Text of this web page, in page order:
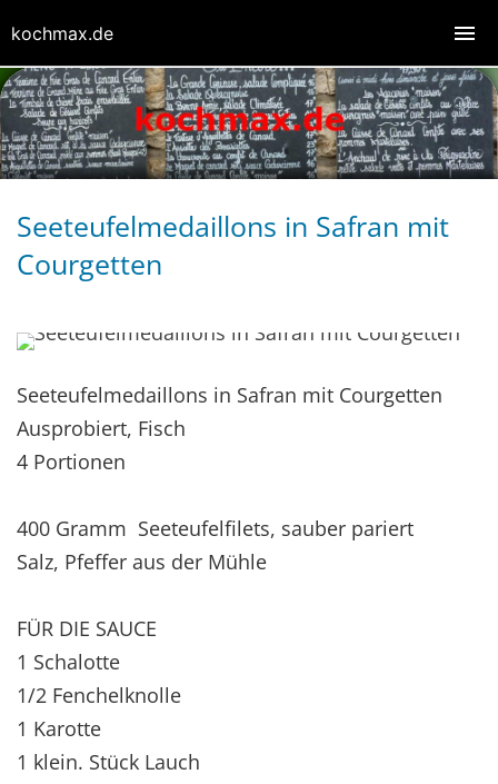
Seeteufelmedaillons in Safran mit
Courgetten
Seeteufelmedaillons in Safran mit Courgetten
Ausprobiert, Fisch
4 Portionen
400 Gramm Seeteufelfilets, sauber pariert
Salz, Pfeffer aus der Mühle
FÜR DIE SAUCE
1 Schalotte
1/2 Fenchelknolle
1 Karotte
1 klein. Stück Lauch
kochmax.de